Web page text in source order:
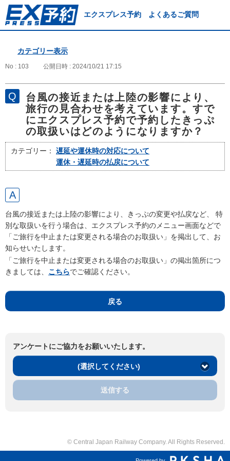
エクスプレス予約 よくあるご質問
カテゴリー表示
No : 103 公開日時 : 2024/10/21 17:15
台風の接近または上陸の影響により、
旅行の見合わせを考えています。すで
にエクスプレス予約で予約したきっぷ
の取扱いはどのようになりますか？
カテゴリー：
遅延や運休時の対応について
運休・遅延時の払戻について
台風の接近または上陸の影響により、きっぷの変更や払戻など、 特
別な取扱いを行う場合は、エクスプレス予約のメニュー画面などで
「ご旅行を中止または変更される場合のお取扱い」を掲出して、お
知らせいたします。
「ご旅行を中止または変更される場合のお取扱い」の掲出箇所につ
きましては、 こちらでご確認ください。
戻る
アンケートにご協力をお願いいたします。
(選択してください)
送信する
© Central Japan Railway Company. All Rights Reserved.